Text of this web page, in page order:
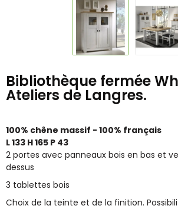
Bibliothèque fermée
Ateliers de Langres.
100% chêne massif - 100% français
L 133 H 165 P 43
2 portes avec panneaux bois en bas et
dessus
3 tablettes bois
Choix de la teinte et de la finition.